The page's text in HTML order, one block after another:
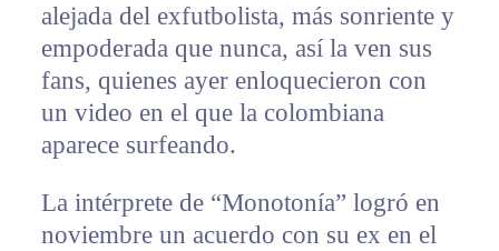
alejada del exfutbolista, más sonriente y
empoderada que nunca, así la ven sus
fans, quienes ayer enloquecieron con
un video en el que la colombiana
aparece surfeando.
La intérprete de “Monotonía” logró en
noviembre un acuerdo con su ex en el